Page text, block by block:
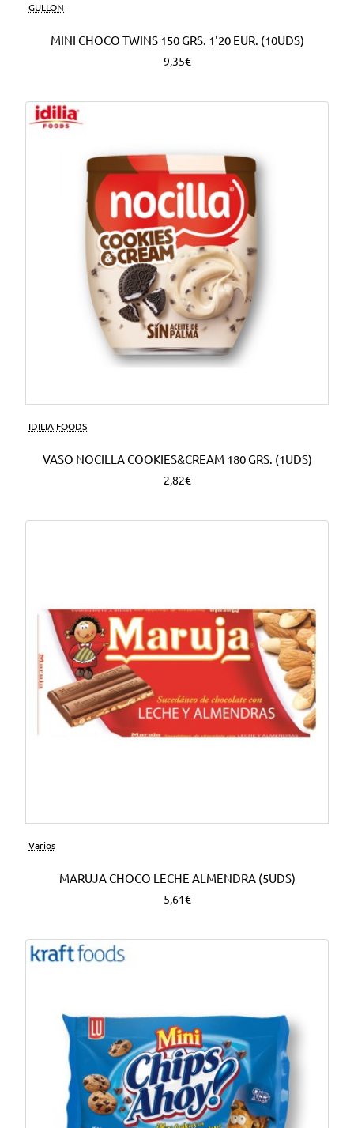
GULLON
MINI CHOCO TWINS 150 GRS. 1'20 EUR. (10UDS)
9,35€
IDILIA FOODS
VASO NOCILLA COOKIES&CREAM 180 GRS. (1UDS)
2,82€
Varios
MARUJA CHOCO LECHE ALMENDRA (5UDS)
5,61€